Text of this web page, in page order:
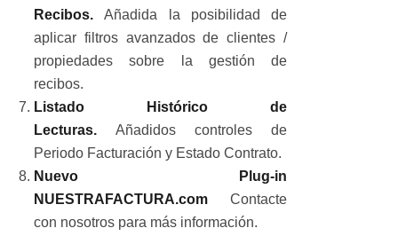
Recibos.Añadida la posibilidad de
aplicar filtros avanzados de clientes /
propiedades sobre la gestión de
recibos.
Listado Histórico de
Lecturas.Añadidos controles de
Periodo Facturación y Estado Contrato.
Nuevo Plug-in
NUESTRAFACTURA.com Contacte
con nosotros para más información.